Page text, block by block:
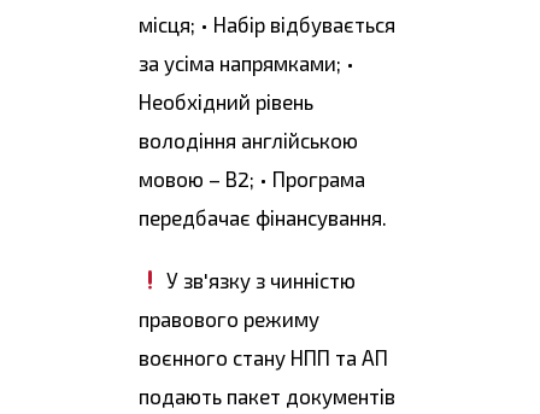
місця; • Набір відбувається
за усіма напрямками; •
Необхідний рівень
володіння англійською
мовою – В2; • Програма
передбачає фінансування.
У зв'язку з чинністю
правового режиму
воєнного стану НПП та АП
подають пакет документів